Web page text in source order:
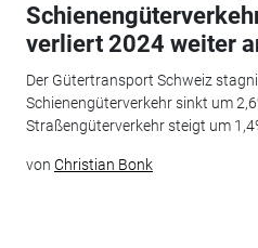
verliert 2024 weiter
Der Gütertransport Schweiz
Schienengüterverkehr sinkt um
Straßengüterverkehr steigt um
von Christian Bonk